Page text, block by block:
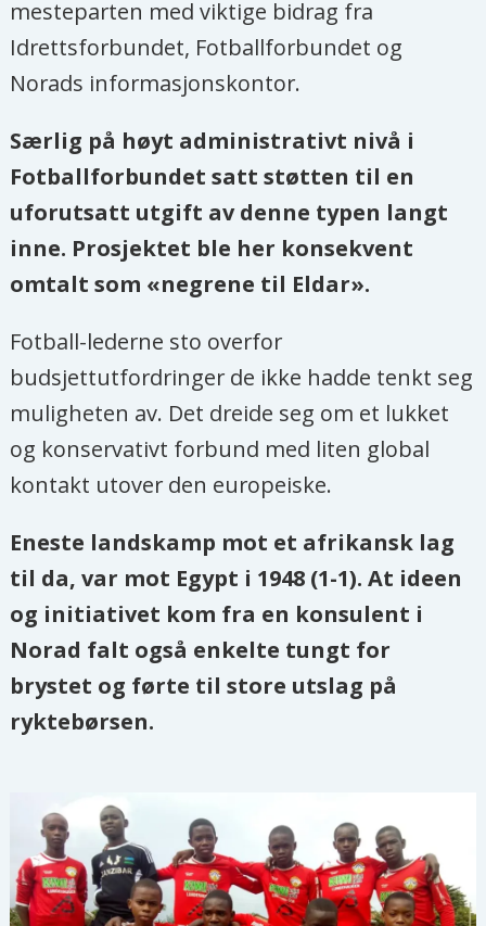
mesteparten med viktige bidrag fra
Idrettsforbundet, Fotballforbundet og
Norads informasjonskontor.
Særlig på høyt administrativt nivå i
Fotballforbundet satt støtten til en
uforutsatt utgift av denne typen langt
inne. Prosjektet ble her konsekvent
omtalt som «negrene til Eldar».
Fotball-lederne sto overfor
budsjettutfordringer de ikke hadde tenkt seg
muligheten av. Det dreide seg om et lukket
og konservativt forbund med liten global
kontakt utover den europeiske.
Eneste landskamp mot et afrikansk lag
til da, var mot Egypt i 1948 (1-1). At ideen
og initiativet kom fra en konsulent i
Norad falt også enkelte tungt for
brystet og førte til store utslag på
ryktebørsen.